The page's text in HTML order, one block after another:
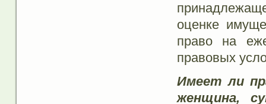
оценке
право на
правовых
Имеет ли
женщина,